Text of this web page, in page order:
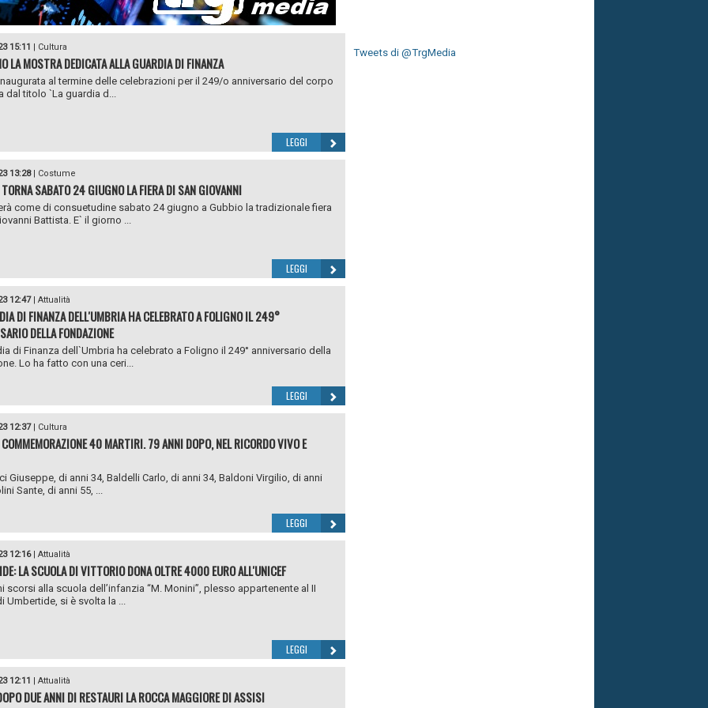
15:11 Cultura
LA MOSTRA DEDICATA ALLA GUARDIA DI FINANZA
al termine delle celebrazioni per il 249/o anniversario del corpo
dal titolo `La guardia d...
LEGGI
13:28| Costume
SABATO 24 GIUGNO LA FIERA DI SAN GIOVANNI
come di consuetudine sabato 24 giugno a Gubbio la tradizionale fiera
Battista. E` il giorno ...
LEGGI
12:47| Attualità
DI FINANZA DELL'UMBRIA HA CELEBRATO A FOLIGNO IL 249°
DELLA FONDAZIONE
di Finanza dell`Umbria ha celebrato a Foligno il 249° anniversario della
Lo ha fatto con una ceri...
LEGGI
12:37| Cultura
40 MARTIRI. 79 ANNI DOPO, NEL RICORDO VIVO E
Giuseppe, di anni 34, Baldelli Carlo, di anni 34, Baldoni Virgilio, di anni
Sante, di anni 55, ...
LEGGI
12:16| Attualità
LA SCUOLA DI VITTORIO DONA OLTRE 4000 EURO ALL'UNICEF
scorsi alla scuola dell’infanzia “M. Monini”, plesso appartenente al II
Umbertide, si è svolta la ...
LEGGI
12:11 Attualità
DUE ANNI DI RESTAURI LA ROCCA MAGGIORE DI ASSISI
Tweets di @TrgMedia